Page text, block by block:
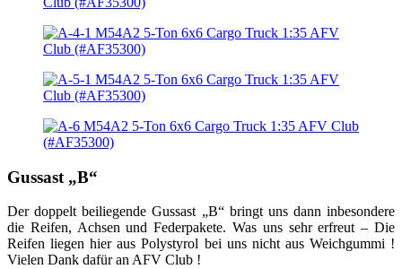
Gussast „B“
Der doppelt beiliegende Gussast „B“ bringt uns dann inbesondere
die Reifen, Achsen und Federpakete. Was uns sehr erfreut – Die
Reifen liegen hier aus Polystyrol bei uns nicht aus Weichgummi !
Vielen Dank dafür an AFV Club !